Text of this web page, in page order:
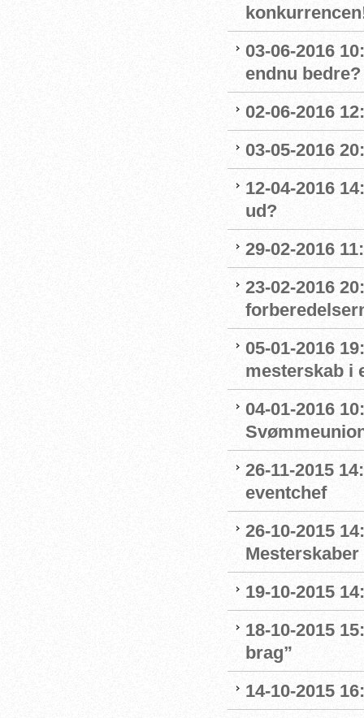
03-06-2016
endnu bedre?
02-06-2016
03-05-2016
12-04-2016
ud?
29-02-2016
23-02-2016
05-01-2016
mesterskab i
04-01-2016
26-11-2015
eventchef
26-10-2015
19-10-2015
18-10-2015
brag”
14-10-2015